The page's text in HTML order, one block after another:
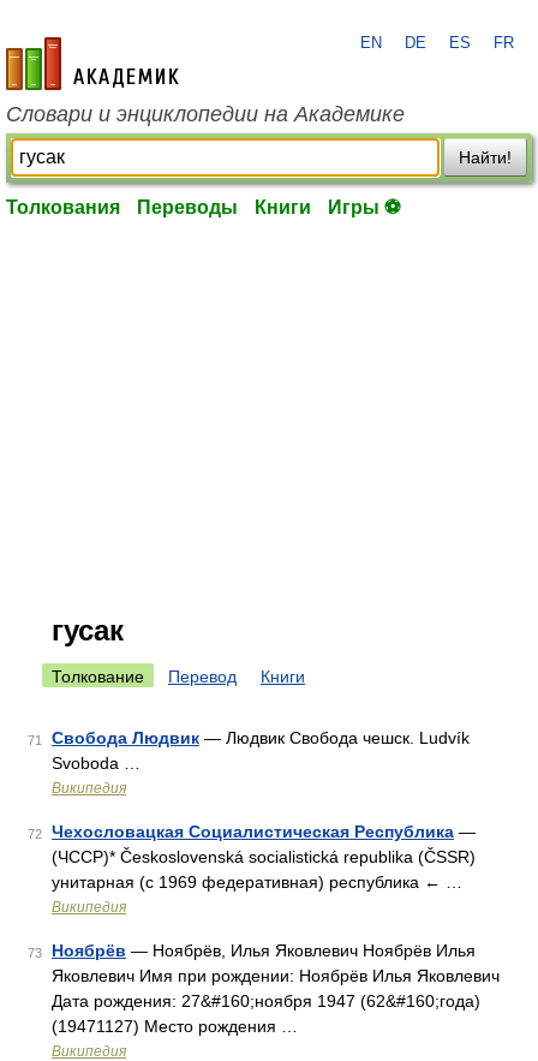
academic.ru
EN DE ES FR
Словари и энциклопедии на Академике
Найти!
Толкования Переводы Книги Игры ⚽
гусак
Толкование Перевод Книги
71 Свобода Людвик — Людвик Свобода чешск. Ludvík
Svoboda …
Википедия
72 Чехословацкая Социалистическая Республика —
(ЧССР)* Československá socialistická republika (ČSSR)
унитарная (с 1969 федеративная) республика ← …
Википедия
73 Ноябрёв — Ноябрёв, Илья Яковлевич Ноябрёв Илья
Яковлевич Имя при рождении: Ноябрёв Илья Яковлевич
Дата рождения: 27&#160;ноября 1947 (62&#160;года)
(19471127) Место рождения …
Википедия